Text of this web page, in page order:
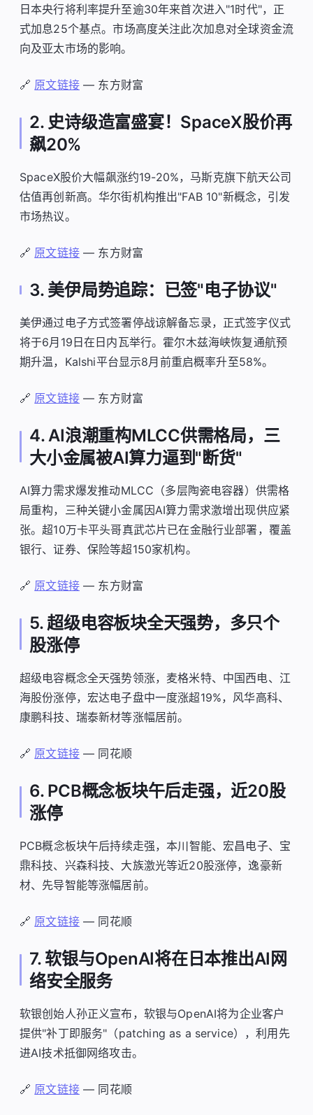
日本央行将利率提升至逾30年来首次进入"1时代"，正
式加息25个基点。市场高度关注此次加息对全球资金流
向及亚太市场的影响。
🔗 原文链接— 东方财富
2. 史诗级造富盛宴！SpaceX股价再
飙20%
SpaceX股价大幅飙涨约19-20%，马斯克旗下航天公司
估值再创新高。华尔街机构推出"FAB 10"新概念，引发
市场热议。
🔗 原文链接— 东方财富
3. 美伊局势追踪：已签"电子协议"
美伊通过电子方式签署停战谅解备忘录，正式签字仪式
将于6月19日在日内瓦举行。霍尔木兹海峡恢复通航预
期升温，Kalshi平台显示8月前重启概率升至58%。
🔗 原文链接— 东方财富
4. AI浪潮重构MLCC供需格局，三
大小金属被AI算力逼到"断货"
AI算力需求爆发推动MLCC（多层陶瓷电容器）供需格
局重构，三种关键小金属因AI算力需求激增出现供应紧
张。超10万卡平头哥真武芯片已在金融行业部署，覆盖
银行、证券、保险等超150家机构。
🔗 原文链接— 东方财富
5. 超级电容板块全天强势，多只个
股涨停
超级电容概念全天强势领涨，麦格米特、中国西电、江
海股份涨停，宏达电子盘中一度涨超19%，风华高科、
康鹏科技、瑞泰新材等涨幅居前。
🔗 原文链接— 同花顺
6. PCB概念板块午后走强，近20股
涨停
PCB概念板块午后持续走强，本川智能、宏昌电子、宝
鼎科技、兴森科技、大族激光等近20股涨停，逸豪新
材、先导智能等涨幅居前。
🔗 原文链接— 同花顺
7. 软银与OpenAI将在日本推出AI网
络安全服务
软银创始人孙正义宣布，软银与OpenAI将为企业客户
提供"补丁即服务"（patching as a service），利用先
进AI技术抵御网络攻击。
🔗 原文链接— 同花顺